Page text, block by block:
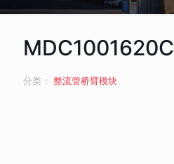
MDC1001620C
分类： 整流管桥臂模块